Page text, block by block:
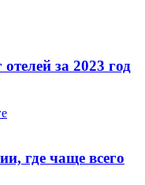
за 2023 год
где чаще всего